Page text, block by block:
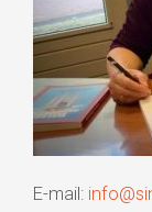
E-mail: